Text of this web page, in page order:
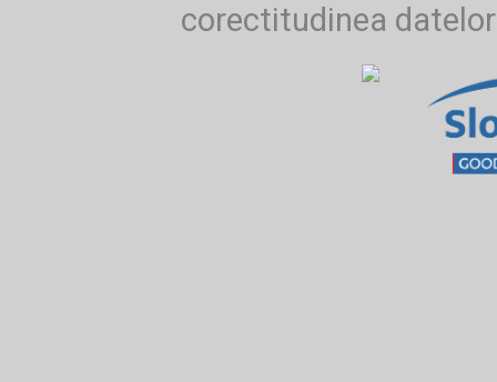
corectitudinea